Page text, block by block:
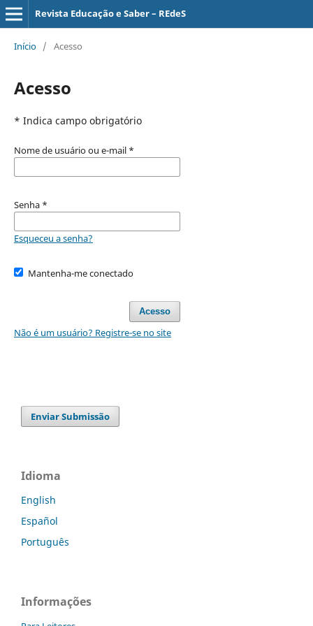
Revista Educação e Saber – REdeS
Início / Acesso
Acesso
* Indica campo obrigatório
Nome de usuário ou e-mail *
Senha *
Esqueceu a senha?
Mantenha-me conectado
Acesso
Não é um usuário? Registre-se no site
Enviar Submissão
Idioma
English
Español
Português
Informações